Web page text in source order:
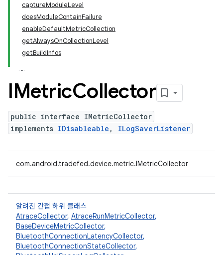
captureModuleLevel
doesModuleContainFailure
enableDefaultMetricCollection
getAlwaysOnCollectionLevel
getBuildInfos
IMetricCollector
public interface IMetricCollector
implements IDisableable , ILogSaverListener
com.android.tradefed.device.metric.IMetricCollector
알려진 간접 하위 클래스
AtraceCollector, AtraceRunMetricCollector,
BaseDeviceMetricCollector,
BluetoothConnectionLatencyCollector,
BluetoothConnectionStateCollector,